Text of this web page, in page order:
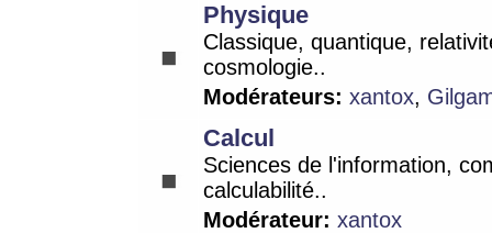
Physique
Classique, quantique,
cosmologie..
Modérateurs: xantox,
Calcul
Sciences de l'information,
calculabilité..
Modérateur: xantox